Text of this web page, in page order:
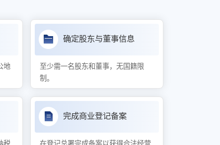
地
确定股东与董事信息
至少需一名股东和董事，无国籍限
制。
完成商业登记备案